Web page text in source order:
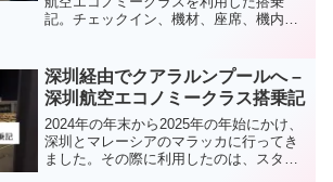
記。チェックイン、機材、座席、機内
ラウンジ、優先手荷物についても詳しく
紹介します。
深圳経由でクアラルンプールへ –
深圳航空エコノミークラス搭乗記
2024年の年末から2025年の年始にかけ、
深圳とマレーシアのマラッカに行ってき
ました。その際に利用したのは、スター